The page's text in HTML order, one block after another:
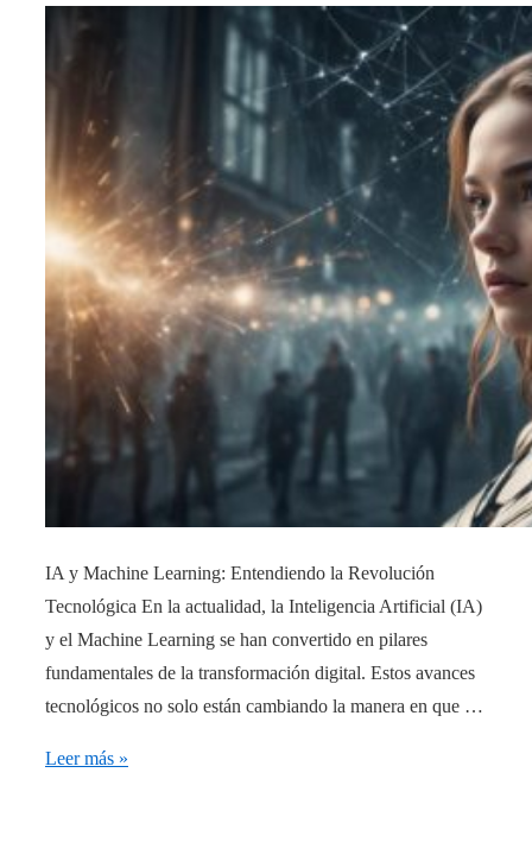
IA y Machine Learning: Entendiendo la Revolución
Tecnológica En la actualidad, la Inteligencia Artificial (IA)
y el Machine Learning se han convertido en pilares
fundamentales de la transformación digital. Estos avances
tecnológicos no solo están cambiando la manera en que …
IA
Leer más »